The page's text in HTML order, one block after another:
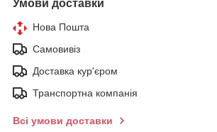
Умови доставки
Нова Пошта
Самовивіз
Доставка кур'єром
Транспортна компанія
Всі умови доставки